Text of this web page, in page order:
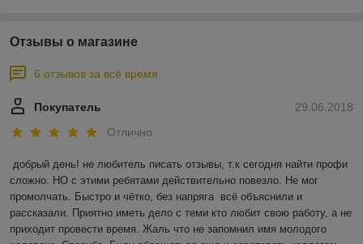
Отзывы о магазине
6 отзывов за всё время
29.06.2018
Покупатель
Отлично
добрый день! не любитель писать отзывы, т.к сегодня найти профи
сложно. НО с этими ребятами действительно повезло. Не мог
промолчать. Быстро и чётко, без напряга  всё объяснили и
рассказали. Приятно иметь дело с теми кто любит свою работу, а не
приходит провести время. Жаль что не запомнил имя молодого